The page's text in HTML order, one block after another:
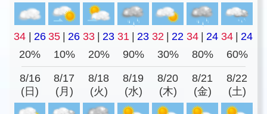
34 26 35 26 33 23 31 23 32 22 34 24 34
24
20%
10% 20% 90% 30% 80% 60%
8/16
(日)
8/17
(月)
8/18
(火)
8/19
(水)
8/20
(木)
8/21
(金)
8/22
(土)